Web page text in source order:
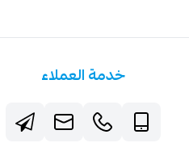
خدمة العملاء